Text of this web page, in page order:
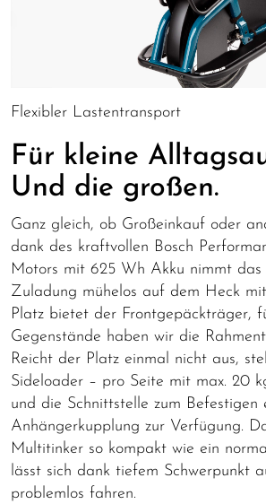
Flexibler Lastentransport
Für kleine
Und die großen.
Ganz gleich, ob Großeinkauf oder
dank des kraftvollen Bosch
Motors mit 625 Wh Akku nimmt
Zuladung mühelos auf dem Heck
Platz bietet der Frontgepäckträger,
Gegenstände haben wir die
Reicht der Platz einmal nicht aus,
Sideloader – pro Seite mit max. 20
und die Schnittstelle zum Befestigen
Anhängerkupplung zur Verfügung.
Multitinker so kompakt wie ein
lässt sich dank tiefem Schwerpunkt
problemlos fahren.